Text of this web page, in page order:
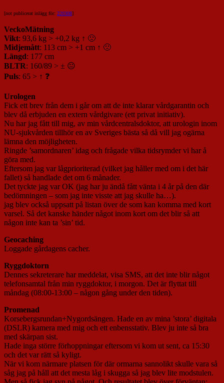
[not publicerat inlägg för: 220308]
VeckoMätning
Vikt: 93,6 kg > +0,2 kg ↑ 🙁
Midjemått: 113 cm > +1 cm ↑ 🙁
Längd: 177 cm
BLTR: 160/89 > ± 😐
Puls: 65 > ↑ ❓
Urologen
Fick ett brev från dem i går om att de inte klarar vårdgarantin och
blev då erbjuden en extern vårdgivare (ett privat initiativ).
Nu har jag fått till mig, av min vårdcentralsdoktor, att urologin inom
NU-sjukvården tillhör en av Sveriges bästa så då vill jag ogärna
lämna den möjligheten.
Ringde ’samordnaren’ idag och frågade vilka tidsrymder vi har å
göra med.
Eftersom jag var lågprioriterad (vilket jag håller med om i det här
fallet) så handlade det om 6 månader.
Det tyckte jag var OK (jag har ju ändå fått vänta i 4 år på den där
bedömningen – som jag inte visste att jag skulle ha…).
jag blev också uppsatt på listan över de som kan komma med kort
varsel. Så det kanske händer något inom kort om det blir så att
någon inte kan ta ’sin’ tid.
Geocaching
Loggade gårdagens cacher.
Ryggdoktorn
Dennes sekreterare har meddelat, visa SMS, att det inte blir något
telefonsamtal från min ryggdoktor, i morgon. Det är flyttat till
måndag (08:00-13:00 – någon gång under den tiden).
Promenad
Korsebergsrundan+Nygordsängen. Hade en av mina ’stora’ digitala
(DSLR) kamera med mig och ett enbensstativ. Blev ju inte så bra
med skärpan sist.
Hade inga större förhoppningar eftersom vi kom ut sent, ca 15:30
och det var rätt så kyligt.
När vi kom närmare platsen för där ormarna sannolikt skulle vara så
såg jag på håll att det mesta låg i skugga så jag blev lite modstulen.